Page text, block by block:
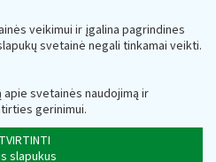
veikimui ir įgalina pagrindines
svetainė negali tinkamai veikti.
svetainės naudojimą ir
gerinimui.
slapukus